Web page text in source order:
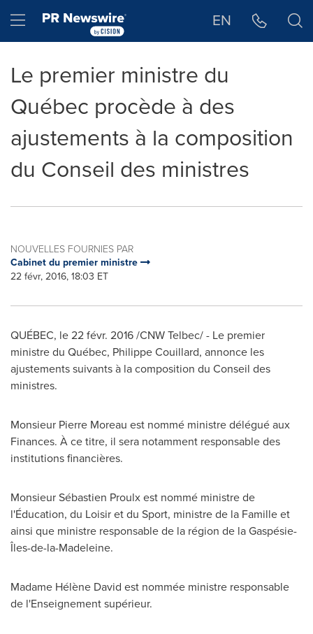
Hamburger menu EN
Le premier ministre du
Québec procède à des
ajustements à la composition
du Conseil des ministres
NOUVELLES FOURNIES PAR
Cabinet du premier ministre
22 févr, 2016, 18:03 ET
QUÉBEC, le 22 févr. 2016 /CNW Telbec/ - Le premier
ministre du Québec, Philippe Couillard, annonce les
ajustements suivants à la composition du Conseil des
ministres.
Monsieur Pierre Moreau est nommé ministre délégué aux
Finances. À ce titre, il sera notamment responsable des
institutions financières.
Monsieur Sébastien Proulx est nommé ministre de
l'Éducation, du Loisir et du Sport, ministre de la Famille et
ainsi que ministre responsable de la région de la Gaspésie-
Îles-de-la-Madeleine.
Madame Hélène David est nommée ministre responsable
de l'Enseignement supérieur.